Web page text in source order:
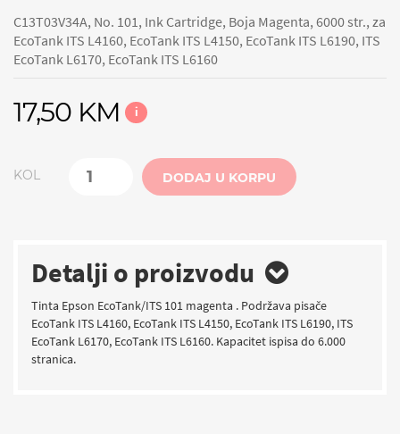
C13T03V34A, No. 101, Ink Cartridge, Boja Magenta, 6000 str., za
EcoTank ITS L4160, EcoTank ITS L4150, EcoTank ITS L6190, ITS
EcoTank L6170, EcoTank ITS L6160
17,50 KM i
KOL DODAJ U KORPU
Detalji o proizvodu
Tinta Epson EcoTank/ITS 101 magenta . Podržava pisače
EcoTank ITS L4160, EcoTank ITS L4150, EcoTank ITS L6190, ITS
EcoTank L6170, EcoTank ITS L6160. Kapacitet ispisa do 6.000
stranica.